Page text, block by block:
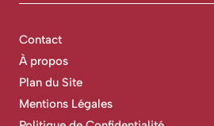
Contact
À propos
Plan du Site
Mentions Légales